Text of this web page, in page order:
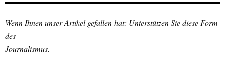
Wenn Ihnen unser Artikel gefallen hat: Unterstützen Sie diese Form
des
Journalismus.